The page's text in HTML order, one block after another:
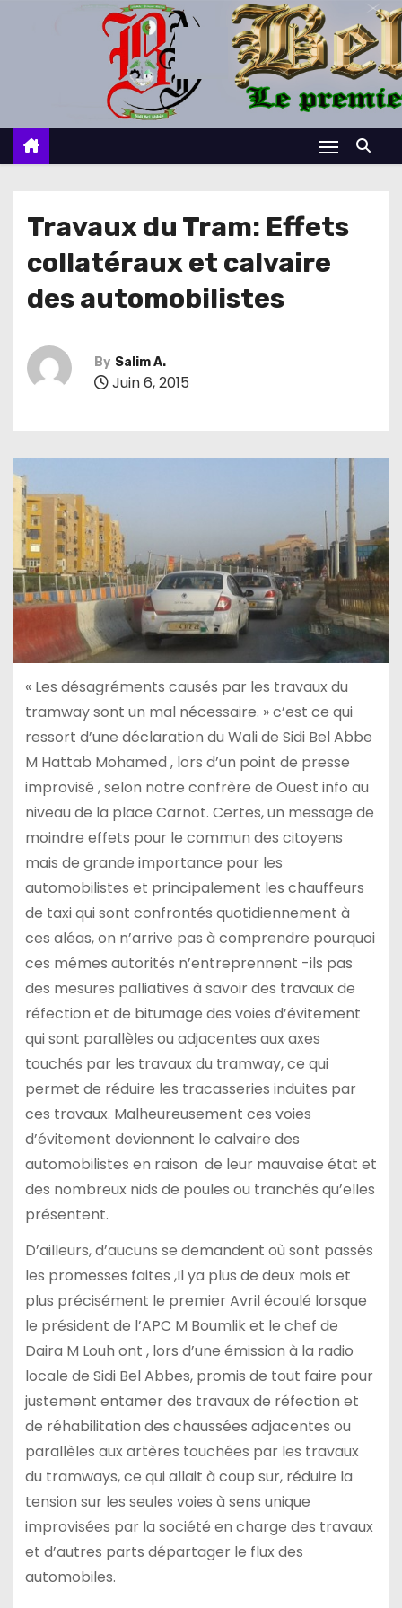
c
Travaux du Tram: Effets
collatéraux et calvaire
des automobilistes
By Salim A.
Juin 6, 2015
« Les désagréments causés par les travaux du
tramway sont un mal nécessaire. » c’est ce qui
ressort d’une déclaration du Wali de Sidi Bel Abbe
M Hattab Mohamed , lors d’un point de presse
improvisé , selon notre confrère de Ouest info au
niveau de la place Carnot. Certes, un message de
moindre effets pour le commun des citoyens
mais de grande importance pour les
automobilistes et principalement les chauffeurs
de taxi qui sont confrontés quotidiennement à
ces aléas, on n’arrive pas à comprendre pourquoi
ces mêmes autorités n’entreprennent -ils pas
des mesures palliatives à savoir des travaux de
réfection et de bitumage des voies d’évitement
qui sont parallèles ou adjacentes aux axes
touchés par les travaux du tramway, ce qui
permet de réduire les tracasseries induites par
ces travaux. Malheureusement ces voies
d’évitement deviennent le calvaire des
automobilistes en raison de leur mauvaise état et
des nombreux nids de poules ou tranchés qu’elles
présentent.
D’ailleurs, d’aucuns se demandent où sont passés
les promesses faites ,Il ya plus de deux mois et
plus précisément le premier Avril écoulé lorsque
le président de l’APC M Boumlik et le chef de
Daira M Louh ont , lors d’une émission à la radio
locale de Sidi Bel Abbes, promis de tout faire pour
justement entamer des travaux de réfection et
de réhabilitation des chaussées adjacentes ou
parallèles aux artères touchées par les travaux
du tramways, ce qui allait à coup sur, réduire la
tension sur les seules voies à sens unique
improvisées par la société en charge des travaux
et d’autres parts départager le flux des
automobiles.